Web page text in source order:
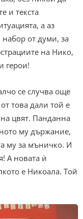
и текста
а аз
от думи, за
на Нико,
герои!
се случва още
това дали той е
цвят. Панданна
му държание,
му за мъничко. И
А новата ѝ
е Никоала. Той